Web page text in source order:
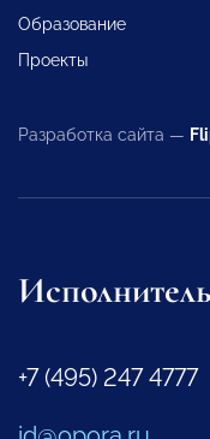
Образование
Проекты
Разработка сайта —
+7 (495) 247 4777